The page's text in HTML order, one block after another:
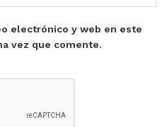
electrónico y web en este
vez que comente.